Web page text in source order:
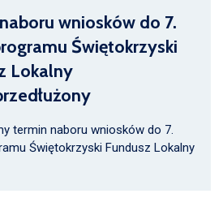
wniosków do 7.
Świętokrzyski
Lokalny
termin naboru wniosków do 7.
Świętokrzyski Fundusz Lokalny